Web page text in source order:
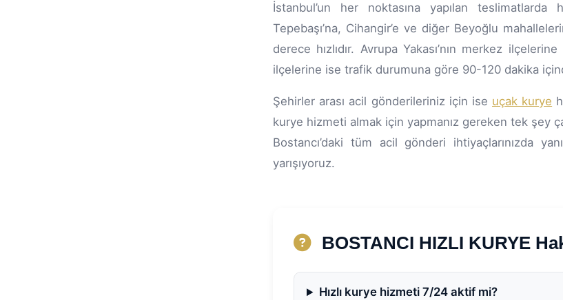
İstanbul’un her noktasına yapılan teslimatlarda
Tepebaşı’na, Cihangir’e ve diğer Beyoğlu
derece hızlıdır. Avrupa Yakası’nın merkez
ilçelerine ise trafik durumuna göre 90-120 dakika
Şehirler arası acil gönderileriniz için ise uçak kurye
kurye hizmeti almak için yapmanız gereken tek şey
Bostancı’daki tüm acil gönderi ihtiyaçlarınızda
yarışıyoruz.
BOSTANCI HIZLI KURYE
Hızlı kurye hizmeti 7/24 aktif mi?